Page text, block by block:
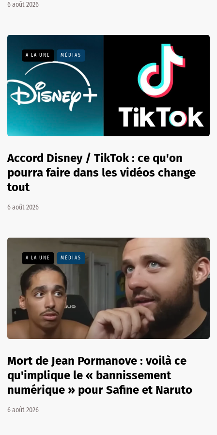
6 août 2026
A LA UNE MÉDIAS
Accord Disney / TikTok : ce qu'on
pourra faire dans les vidéos change
tout
6 août 2026
A LA UNE MÉDIAS
Mort de Jean Pormanove : voilà ce
qu'implique le « bannissement
numérique » pour Safine et Naruto
6 août 2026